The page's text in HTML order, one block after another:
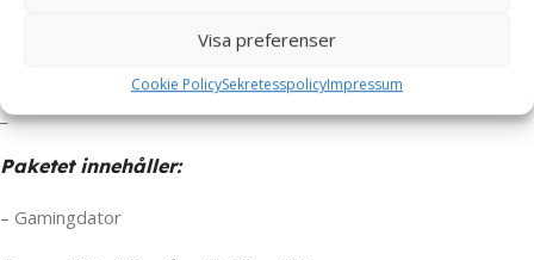
Visa preferenser
Cookie PolicySekretesspolicyImpressum
Drivrutiner = Klar att börja användas!
_
Paketet innehåller:
– Gamingdator